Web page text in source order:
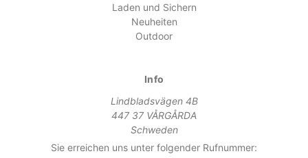
Laden und Sichern
Neuheiten
Outdoor
Info
Lindbladsvägen 4B
447 37 VÅRGÅRDA
Schweden
Sie erreichen uns unter folgender Rufnummer: